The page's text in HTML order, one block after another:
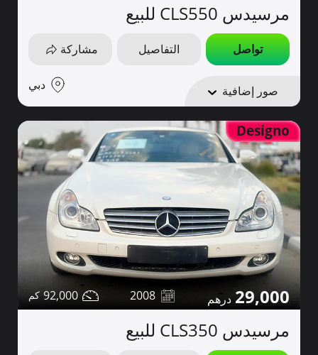
مرسيدس CLS550 للبيع
تواصل التفاصيل مشاركة
صور إضافية دبي
Designo
29,000
2008
92,000
مرسيدس CLS350 للبيع